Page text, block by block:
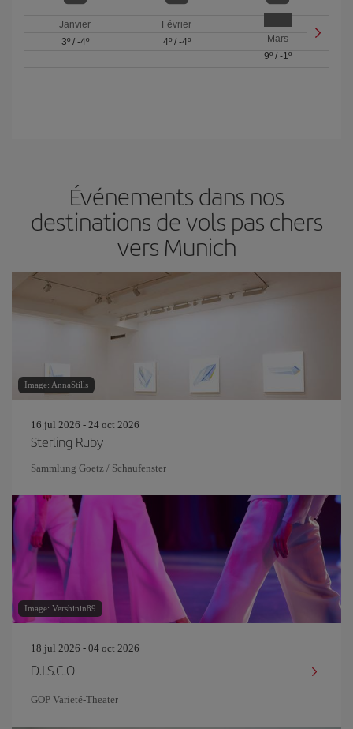
Janvier
3º/ -4º
Février
4º/ -4º
Mars
9º /-1º
Événements dans nos
destinations de vols pas chers
vers Munich
Image: AnnaStills
16 jul 2026 - 24 oct 2026
Sterling Ruby
Sammlung Goetz / Schaufenster
Image: Vershinin89
18 jul 2026 - 04 oct 2026
D.I.S.C.O
GOP Varieté-Theater